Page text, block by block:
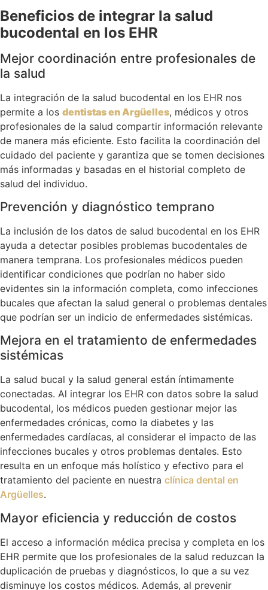
Beneficios de integrar la salud
bucodental en los EHR
Mejor coordinación entre profesionales de
la salud
La integración de la salud bucodental en los EHR nos
permite a los dentistas en Argüelles, médicos y otros
profesionales de la salud compartir información relevante
de manera más eficiente. Esto facilita la coordinación del
cuidado del paciente y garantiza que se tomen decisiones
más informadas y basadas en el historial completo de
salud del individuo.
Prevención y diagnóstico temprano
La inclusión de los datos de salud bucodental en los EHR
ayuda a detectar posibles problemas bucodentales de
manera temprana. Los profesionales médicos pueden
identificar condiciones que podrían no haber sido
evidentes sin la información completa, como infecciones
bucales que afectan la salud general o problemas dentales
que podrían ser un indicio de enfermedades sistémicas.
Mejora en el tratamiento de enfermedades
sistémicas
La salud bucal y la salud general están íntimamente
conectadas. Al integrar los EHR con datos sobre la salud
bucodental, los médicos pueden gestionar mejor las
enfermedades crónicas, como la diabetes y las
enfermedades cardíacas, al considerar el impacto de las
infecciones bucales y otros problemas dentales. Esto
resulta en un enfoque más holístico y efectivo para el
tratamiento del paciente en nuestra clínica dental en
Argüelles.
Mayor eficiencia y reducción de costos
El acceso a información médica precisa y completa en los
EHR permite que los profesionales de la salud reduzcan la
duplicación de pruebas y diagnósticos, lo que a su vez
disminuye los costos médicos. Además, al prevenir